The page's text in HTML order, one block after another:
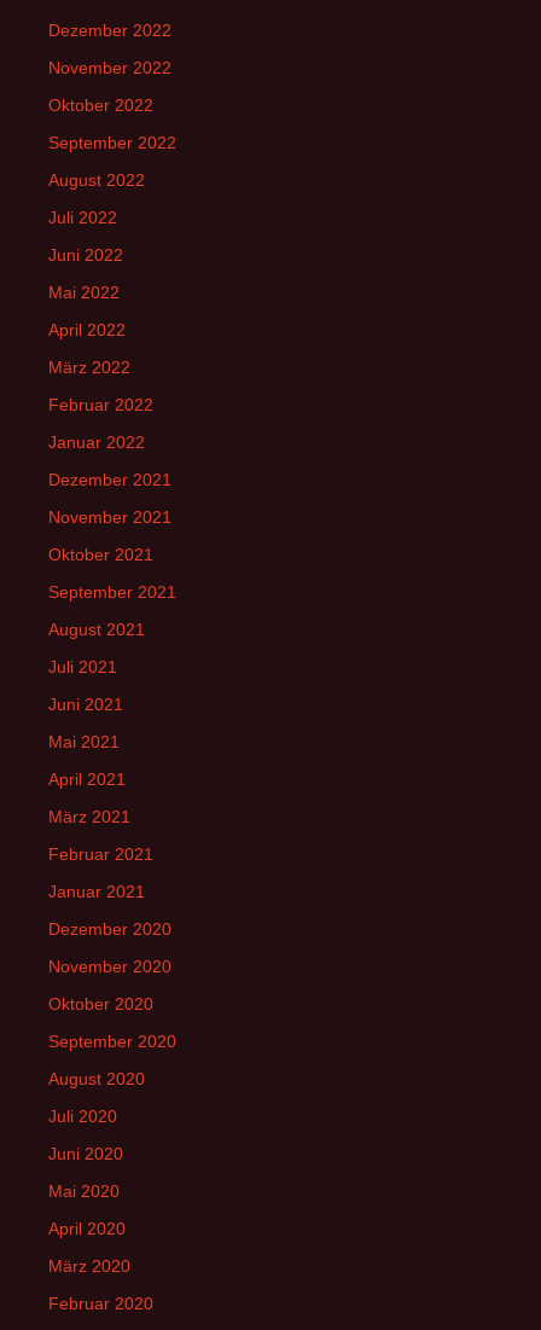
Dezember 2022
November 2022
Oktober 2022
September 2022
August 2022
Juli 2022
Juni 2022
Mai 2022
April 2022
März 2022
Februar 2022
Januar 2022
Dezember 2021
November 2021
Oktober 2021
September 2021
August 2021
Juli 2021
Juni 2021
Mai 2021
April 2021
März 2021
Februar 2021
Januar 2021
Dezember 2020
November 2020
Oktober 2020
September 2020
August 2020
Juli 2020
Juni 2020
Mai 2020
April 2020
März 2020
Februar 2020